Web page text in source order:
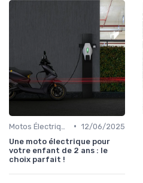
• 12/06/2025
Une moto électrique pour
votre enfant de 2 ans : le
choix parfait !